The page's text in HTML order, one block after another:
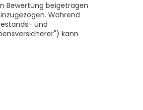
Bewertung beigetragen
Während
und
kann